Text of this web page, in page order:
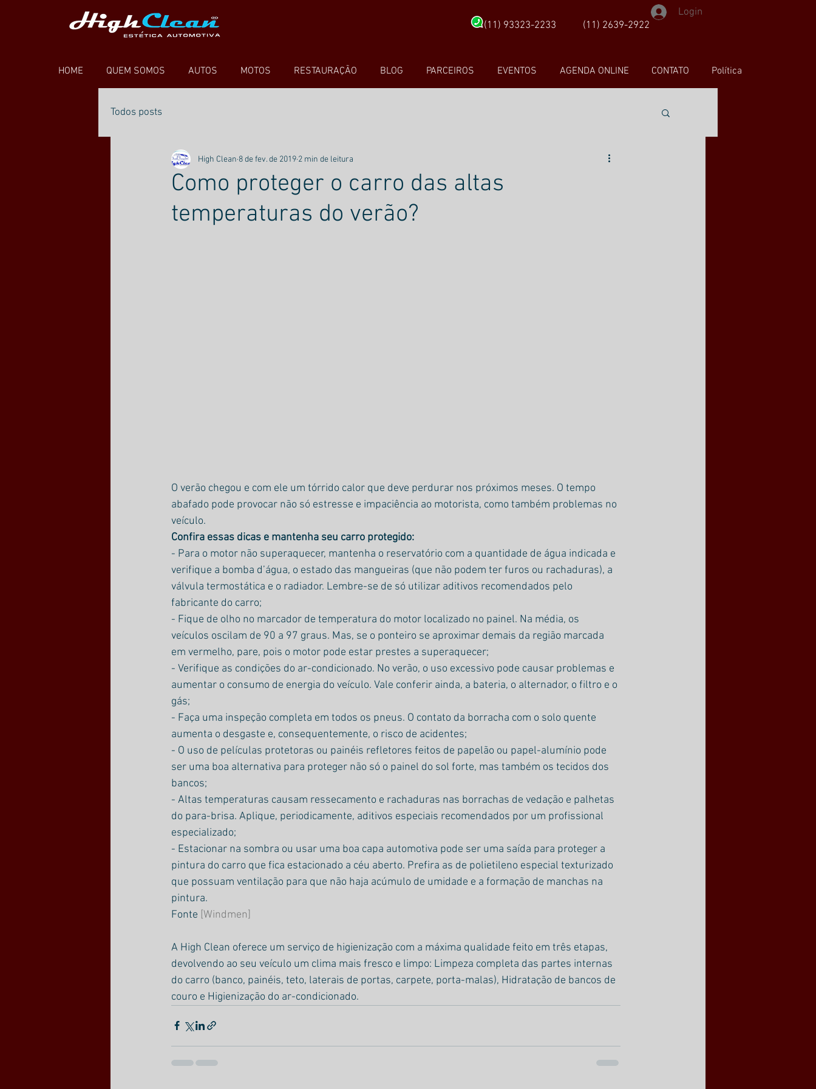
(11) 93323-2233 (11) 2639-2922
Login
HOME QUEM SOMOS AUTOS MOTOS RESTAURAÇÃO BLOG PARCEIROS EVENTOS AGENDA ONLINE CONTATO Política
Todos posts
Como proteger o carro das altas
temperaturas do verão?
High Clean 8 de fev. de 2019 2 min de leitura
O verão chegou e com ele um tórrido calor que deve perdurar nos próximos meses. O tempo
abafado pode provocar não só estresse e impaciência ao motorista, como também problemas no
veículo.
Confira essas dicas e mantenha seu carro protegido:
- Para o motor não superaquecer, mantenha o reservatório com a quantidade de água indicada e
verifique a bomba d’água, o estado das mangueiras (que não podem ter furos ou rachaduras), a
válvula termostática e o radiador. Lembre-se de só utilizar aditivos recomendados pelo
fabricante do carro;
- Fique de olho no marcador de temperatura do motor localizado no painel. Na média, os
veículos oscilam de 90 a 97 graus. Mas, se o ponteiro se aproximar demais da região marcada
em vermelho, pare, pois o motor pode estar prestes a superaquecer;
- Verifique as condições do ar-condicionado. No verão, o uso excessivo pode causar problemas e
aumentar o consumo de energia do veículo. Vale conferir ainda, a bateria, o alternador, o filtro e o
gás;
- Faça uma inspeção completa em todos os pneus. O contato da borracha com o solo quente
aumenta o desgaste e, consequentemente, o risco de acidentes;
- O uso de películas protetoras ou painéis refletores feitos de papelão ou papel-alumínio pode
ser uma boa alternativa para proteger não só o painel do sol forte, mas também os tecidos dos
bancos;
- Altas temperaturas causam ressecamento e rachaduras nas borrachas de vedação e palhetas
do para-brisa. Aplique, periodicamente, aditivos especiais recomendados por um profissional
especializado;
- Estacionar na sombra ou usar uma boa capa automotiva pode ser uma saída para proteger a
pintura do carro que fica estacionado a céu aberto. Prefira as de polietileno especial texturizado
que possuam ventilação para que não haja acúmulo de umidade e a formação de manchas na
pintura.
Fonte [Windmen]
A High Clean oferece um serviço de higienização com a máxima qualidade feito em três etapas,
devolvendo ao seu veículo um clima mais fresco e limpo: Limpeza completa das partes internas
do carro (banco, painéis, teto, laterais de portas, carpete, porta-malas), Hidratação de bancos de
couro e Higienização do ar-condicionado.